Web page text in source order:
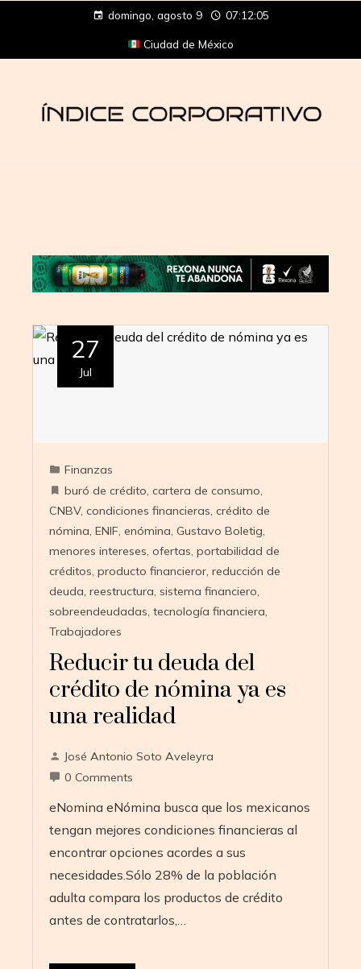
domingo, agosto 9 07:12:06
Ciudad de México
27
Jul
Finanzas
buró de crédito, cartera de consumo,
CNBV, condiciones financieras, crédito de
nómina, ENIF, enómina, Gustavo Boletig,
menores intereses, ofertas, portabilidad de
créditos, producto financieror, reducción de
deuda, reestructura, sistema financiero,
sobreendeudadas, tecnología financiera,
Trabajadores
Reducir tu deuda del
crédito de nómina ya es
una realidad
José Antonio Soto Aveleyra
0 Comments
eNomina eNómina busca que los mexicanos
tengan mejores condiciones financieras al
encontrar opciones acordes a sus
necesidades.Sólo 28% de la población
adulta compara los productos de crédito
antes de contratarlos,…